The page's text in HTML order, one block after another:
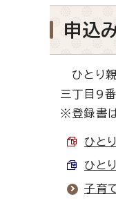
申込
ひとり
三丁目9
※登録書は
ひと
ひと
子育